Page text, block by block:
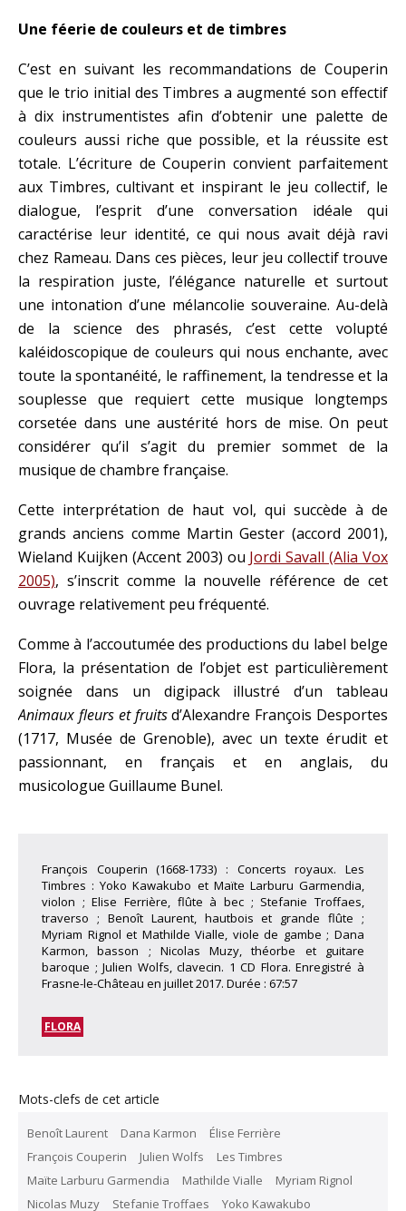
Une féerie de couleurs et de timbres
C’est en suivant les recommandations de Couperin
que le trio initial des Timbres a augmenté son effectif
à dix instrumentistes afin d’obtenir une palette de
couleurs aussi riche que possible, et la réussite est
totale. L’écriture de Couperin convient parfaitement
aux Timbres, cultivant et inspirant le jeu collectif, le
dialogue, l’esprit d’une conversation idéale qui
caractérise leur identité, ce qui nous avait déjà ravi
chez Rameau. Dans ces pièces, leur jeu collectif trouve
la respiration juste, l’élégance naturelle et surtout
une intonation d’une mélancolie souveraine. Au-delà
de la science des phrasés, c’est cette volupté
kaléidoscopique de couleurs qui nous enchante, avec
toute la spontanéité, le raffinement, la tendresse et la
souplesse que requiert cette musique longtemps
corsetée dans une austérité hors de mise. On peut
considérer qu’il s’agit du premier sommet de la
musique de chambre française.
Cette interprétation de haut vol, qui succède à de
grands anciens comme Martin Gester (accord 2001),
Wieland Kuijken (Accent 2003) ou Jordi Savall (Alia Vox
2005), s’inscrit comme la nouvelle référence de cet
ouvrage relativement peu fréquenté.
Comme à l’accoutumée des productions du label belge
Flora, la présentation de l’objet est particulièrement
soignée dans un digipack illustré d’un tableau
Animaux fleurs et fruitsd’Alexandre François Desportes
(1717, Musée de Grenoble), avec un texte érudit et
passionnant, en français et en anglais, du
musicologue Guillaume Bunel.
François Couperin (1668-1733) : Concerts royaux. Les
Timbres : Yoko Kawakubo et Maïte Larburu Garmendia,
violon ; Elise Ferrière, flûte à bec ; Stefanie Troffaes,
traverso ; Benoît Laurent, hautbois et grande flûte ;
Myriam Rignol et Mathilde Vialle, viole de gambe ; Dana
Karmon, basson ; Nicolas Muzy, théorbe et guitare
baroque ; Julien Wolfs, clavecin. 1 CD Flora. Enregistré à
Frasne-le-Château en juillet 2017. Durée : 67:57
FLORA
Mots-clefs de cet article
Benoît Laurent Dana Karmon
Élise Ferrière
François Couperin
Julien Wolfs
Les Timbres
Maïte Larburu Garmendia
Mathilde Vialle
Myriam Rignol
Nicolas Muzy
Stefanie Troffaes Yoko Kawakubo